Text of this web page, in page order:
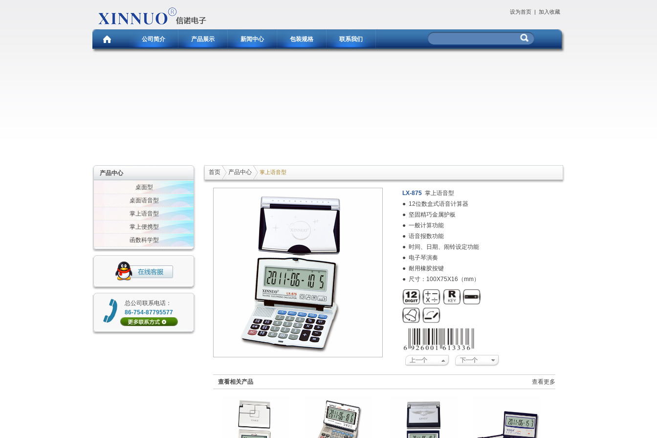
设为首页| 加入收藏
公司简介 产品展示 新闻中心 包装规格 联系我们
产品中心
桌面型
桌面语音型
掌上语音型
掌上便携型
函数科学型
总公司联系电话：
86-754-87795577
首页 产品中心 掌上语音型
LX-875掌上语音型
● 12位数盒式语音计算器
● 坚固精巧金属护板
● 一般计算功能
● 语音报数功能
● 时间、日期、闹铃设定功能
● 电子琴演奏
● 耐用橡胶按键
● 尺寸：100X75X16（mm）
查看相关产品 查看更多